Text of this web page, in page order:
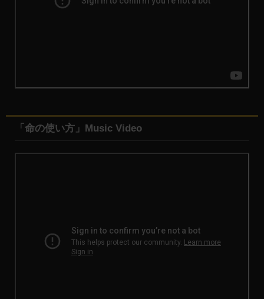
「命の使い方」Music Video